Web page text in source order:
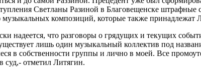
Светланы Разиной в Благовещенске штрафные
композиций, которые также принадлежат
надеется, что разговоры о грядущих и текущих
лишь один музыкальный коллектив под
в собственности группы и лично в моей. Все
суд,- отметил Литягин.